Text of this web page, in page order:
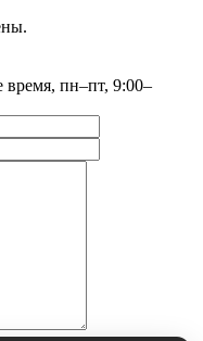
время, пн–пт, 9:00–